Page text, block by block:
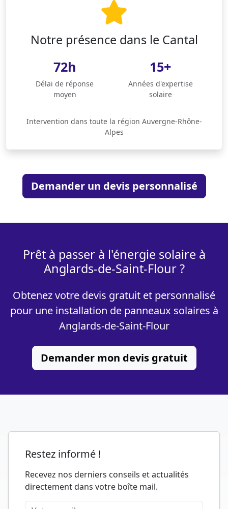
Notre présence dans le Cantal
72h
Délai de réponse
moyen
15+
Années d'expertise
solaire
Intervention dans toute la région Auvergne-Rhône-
Alpes
Demander un devis personnalisé
Prêt à passer à l'énergie solaire à
Anglards-de-Saint-Flour ?
Obtenez votre devis gratuit et personnalisé
pour une installation de panneaux solaires à
Anglards-de-Saint-Flour
Demander mon devis gratuit
Restez informé !
Recevez nos derniers conseils et actualités
directement dans votre boîte mail.